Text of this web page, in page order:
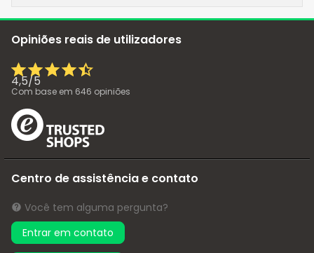
Opiniões reais de utilizadores
4,5/5
Com base em 646 opiniões
Centro de assistência e contato
Você tem alguma pergunta?
Entrar em contato